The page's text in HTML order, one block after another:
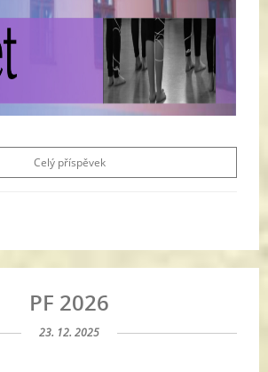
Celý příspěvek
PF 2026
23. 12. 2025